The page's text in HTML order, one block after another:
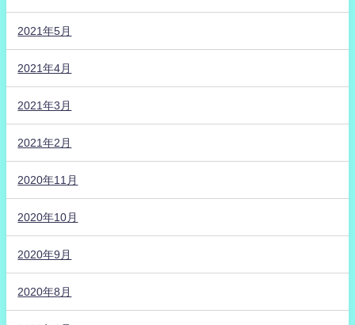
2021年5月
2021年4月
2021年3月
2021年2月
2020年11月
2020年10月
2020年9月
2020年8月